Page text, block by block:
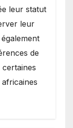
leur statut
leur
de